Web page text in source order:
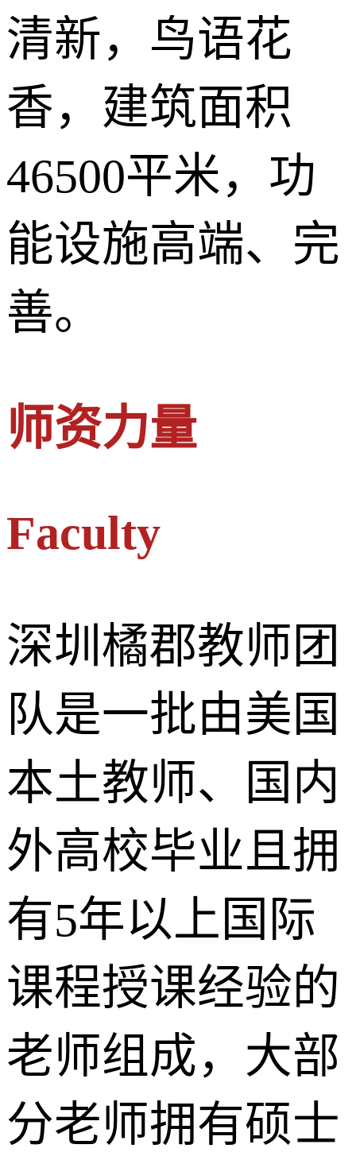
清新，鸟语花
香，建筑面积
46500平米，功
能设施高端、完
善。
师资力量
Faculty
深圳橘郡教师团
队是一批由美国
本土教师、国内
外高校毕业且拥
有5年以上国际
课程授课经验的
老师组成，大部
分老师拥有硕士